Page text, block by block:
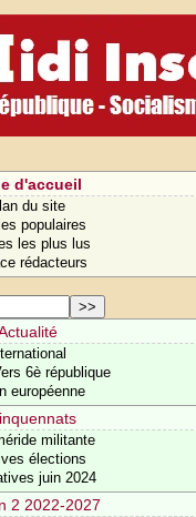
d'accueil
du site
populaires
les plus lus
rédacteurs
6è république
européenne
militante
élections
juin 2024
2 2022-2027